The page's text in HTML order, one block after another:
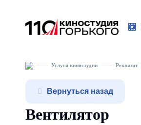
Услуги киностудии Реквизит
Вернуться назад
Вентилятор